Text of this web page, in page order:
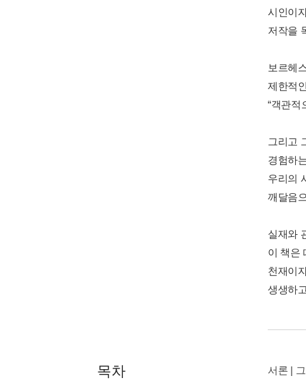
시인이
저작을
보르헤
제한적
“객관적
그리고
경험하
우리의
깨달음
실재와
이 책은
천재이
생생하
목차 서론 |